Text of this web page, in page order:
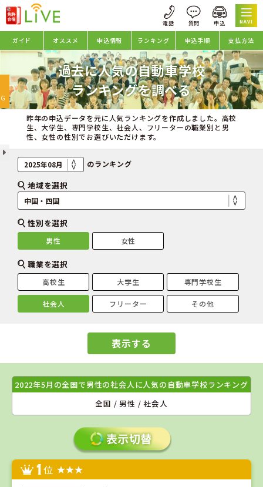
NAVI
ガイド オススメ 申込情報 ランキング 申込手順 支払方法
過去に人気の自動車学校
ランキングを調べる
昨年の申込データを元に人気ランキングを作成しました。高校
生、大学生、専門学校生、社会人、フリーターの職業別と男
性、女性の性別でお選びいただけます。
のランキング
地域を選択
性別を選択
男性 女性
職業を選択
高校生 大学生 専門学校生
社会人 フリーター その他
表示する
2022年5月の全国で男性の社会人に人気の自動車学校ランキング
全国 / 男性 / 社会人
1位